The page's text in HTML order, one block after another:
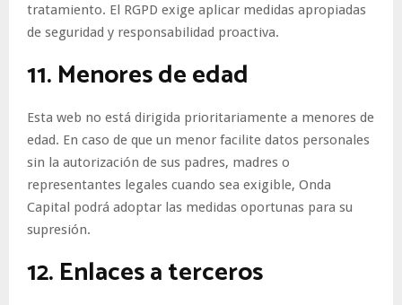
tratamiento. El RGPD exige aplicar medidas apropiadas
de seguridad y responsabilidad proactiva.
11. Menores de edad
Esta web no está dirigida prioritariamente a menores de
edad. En caso de que un menor facilite datos personales
sin la autorización de sus padres, madres o
representantes legales cuando sea exigible, Onda
Capital podrá adoptar las medidas oportunas para su
supresión.
12. Enlaces a terceros